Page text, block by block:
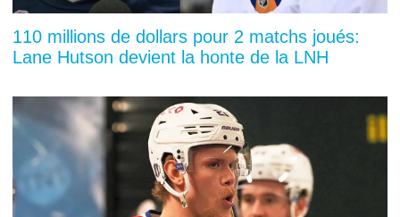
110 millions de dollars pour 2 matchs joués:
Lane Hutson devient la honte de la LNH